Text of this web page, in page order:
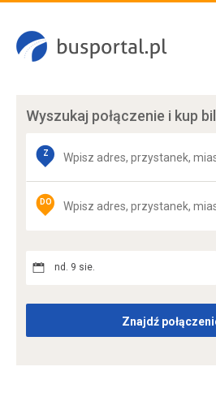
Wyszukaj połączenie i kup
Z
DO
nd. 9 sie.
Znajdź